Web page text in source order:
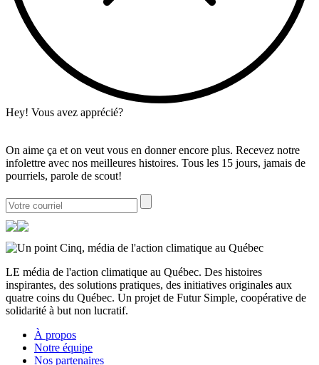
Hey! Vous avez apprécié?
On aime ça et on veut vous en donner encore plus. Recevez notre
infolettre avec nos meilleures histoires. Tous les 15 jours, jamais de
pourriels, parole de scout!
LE média de l'action climatique au Québec. Des histoires
inspirantes, des solutions pratiques, des initiatives originales aux
quatre coins du Québec. Un projet de Futur Simple, coopérative de
solidarité à but non lucratif.
À propos
Notre équipe
Nos partenaires